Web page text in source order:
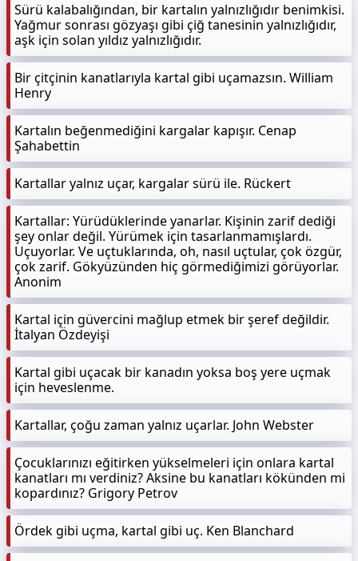
Sürü kalabalığından, bir kartalın yalnızlığıdır benimkisi.
Yağmur sonrası gözyaşı gibi çiğ tanesinin yalnızlığıdır,
aşk için solan yıldız yalnızlığıdır.
Bir çitçinin kanatlarıyla kartal gibi uçamazsın. William
Henry
Kartalın beğenmediğini kargalar kapışır. Cenap
Şahabettin
Kartallar yalnız uçar, kargalar sürü ile. Rückert
Kartallar: Yürüdüklerinde yanarlar. Kişinin zarif dediği
şey onlar değil. Yürümek için tasarlanmamışlardı.
Uçuyorlar. Ve uçtuklarında, oh, nasıl uçtular, çok özgür,
çok zarif. Gökyüzünden hiç görmediğimizi görüyorlar.
Anonim
Kartal için güvercini mağlup etmek bir şeref değildir.
İtalyan Özdeyişi
Kartal gibi uçacak bir kanadın yoksa boş yere uçmak
için heveslenme.
Kartallar, çoğu zaman yalnız uçarlar. John Webster
Çocuklarınızı eğitirken yükselmeleri için onlara kartal
kanatları mı verdiniz? Aksine bu kanatları kökünden mi
kopardınız? Grigory Petrov
Ördek gibi uçma, kartal gibi uç. Ken Blanchard